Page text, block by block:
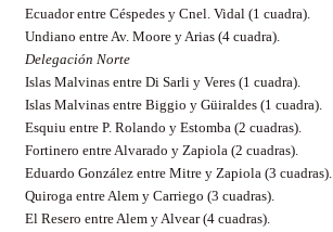
Ecuador entre Céspedes y Cnel. Vidal (1 cuadra).
Undiano entre Av. Moore y Arias (4 cuadra).
Delegación Norte
Islas Malvinas entre Di Sarli y Veres (1 cuadra).
Islas Malvinas entre Biggio y Güiraldes (1 cuadra).
Esquiu entre P. Rolando y Estomba (2 cuadras).
Fortinero entre Alvarado y Zapiola (2 cuadras).
Eduardo González entre Mitre y Zapiola (3 cuadras).
Quiroga entre Alem y Carriego (3 cuadras).
El Resero entre Alem y Alvear (4 cuadras).